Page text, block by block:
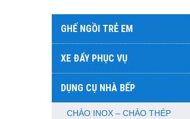
GHẾ NGỒI TRẺ EM
XE ĐẨY PHỤC VỤ
DỤNG CỤ NHÀ BẾP
CHẢO INOX – CHẢO THÉP